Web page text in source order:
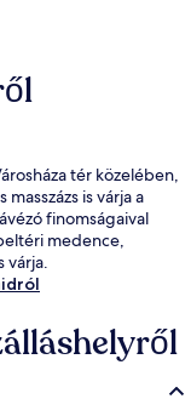
tér közelében,
is várja a
finomságaival
medence,
várja.